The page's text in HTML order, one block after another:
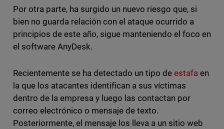
Por otra parte, ha surgido un nuevo riesgo que, si
bien no guarda relación con el ataque ocurrido a
principios de este año, sigue manteniendo el foco en
el software AnyDesk.
Recientemente se ha detectado un tipo deestafa en
la que los atacantes identifican a sus víctimas
dentro de la empresa y luego las contactan por
correo electrónico o mensaje de texto.
Posteriormente, el mensaje los lleva a un sitio web